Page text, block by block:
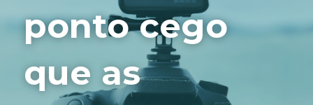
Contactos
ponto cego
que as